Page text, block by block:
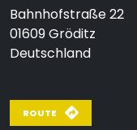
Bahnhofstraße 22
01609Gröditz
Deutschland
ROUTE